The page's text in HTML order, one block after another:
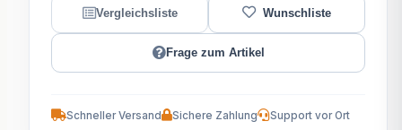
Frage zum Artikel
Schneller Versand Sichere Zahlung Support vor Ort